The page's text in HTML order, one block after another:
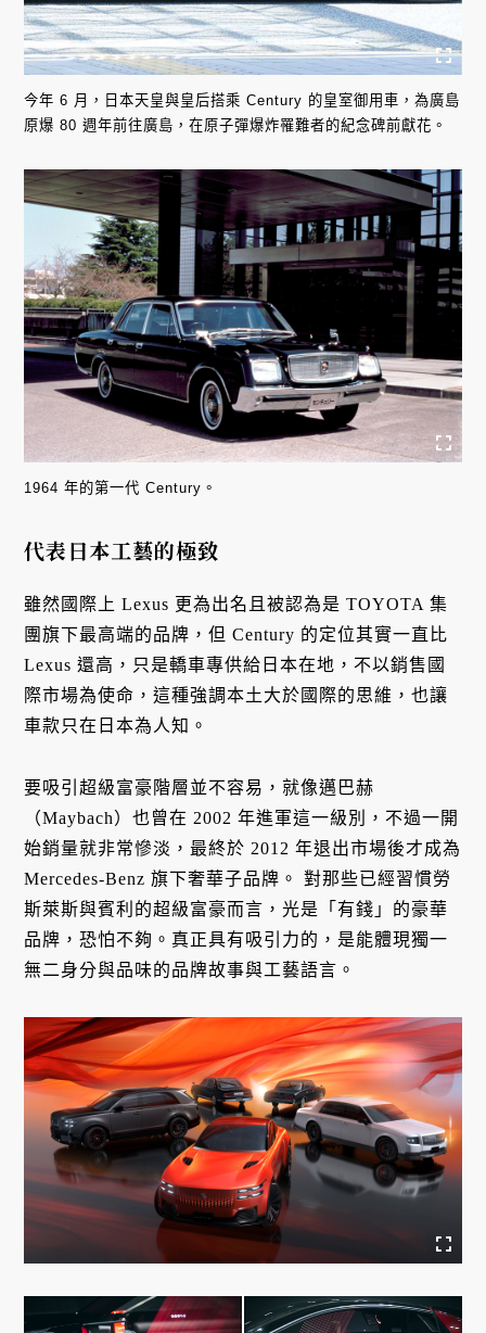
今年 6 月，日本天皇與皇后搭乘 Century 的皇室御用車，為廣島
原爆 80 週年前往廣島，在原子彈爆炸罹難者的紀念碑前獻花。
1964 年的第一代 Century。
代表日本工藝的極致
雖然國際上 Lexus 更為出名且被認為是 TOYOTA 集
團旗下最高端的品牌，但 Century 的定位其實一直比
Lexus 還高，只是轎車專供給日本在地，不以銷售國
際市場為使命，這種強調本土大於國際的思維，也讓
車款只在日本為人知。
要吸引超級富豪階層並不容易，就像邁巴赫
（Maybach）也曾在 2002 年進軍這一級別，不過一開
始銷量就非常慘淡，最終於 2012 年退出市場後才成為
Mercedes-Benz 旗下奢華子品牌。 對那些已經習慣勞
斯萊斯與賓利的超級富豪而言，光是「有錢」的豪華
品牌，恐怕不夠。真正具有吸引力的，是能體現獨一
無二身分與品味的品牌故事與工藝語言。